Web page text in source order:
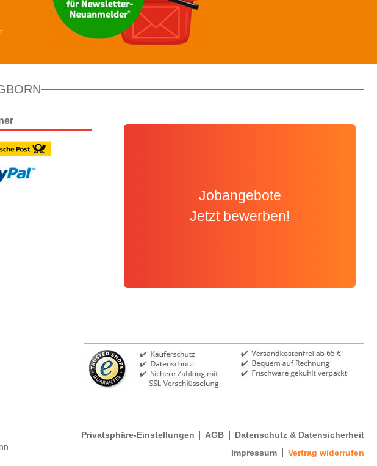
Jobangebote
Jetzt bewerben!
Privatsphäre-Einstellungen AGB
Datenschutz & Datensicherheit
Impressum
Vertrag widerrufen